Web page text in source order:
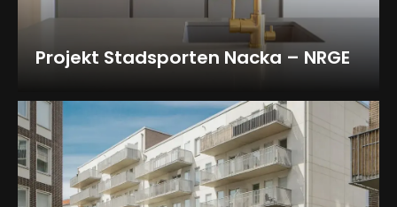
Projekt Stadsporten Nacka – NRGE